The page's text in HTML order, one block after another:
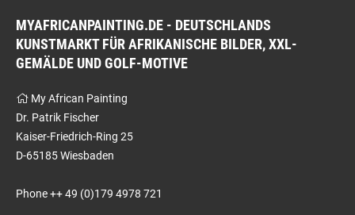
MYAFRICANPAINTING.DE - DEUTSCHLANDS
KUNSTMARKT FÜR AFRIKANISCHE BILDER, XXL-
GEMÄLDE UND GOLF-MOTIVE
My African Painting
Dr. Patrik Fischer
Kaiser-Friedrich-Ring 25
D-65185 Wiesbaden
Phone ++ 49 (0)179 4978 721